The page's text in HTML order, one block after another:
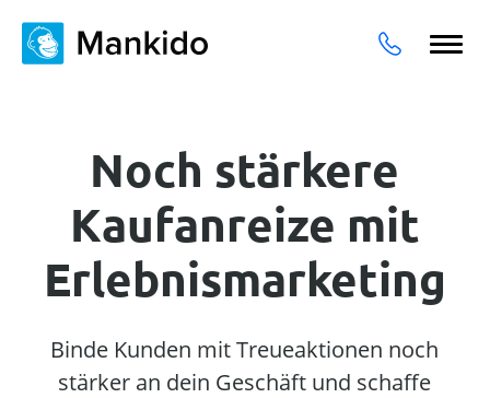
Noch stärkere
Kaufanreize mit
Erlebnismarketing
Binde Kunden mit Treueaktionen noch
stärker an dein Geschäft und schaffe